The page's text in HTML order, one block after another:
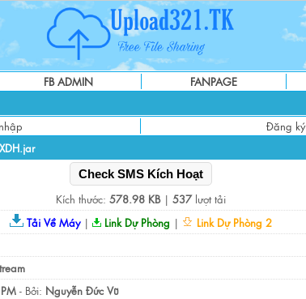
FB ADMIN FANPAGE
Đăng ký
Check SMS Kích Hoạt
Kích thước: 578.98 KB| 537lượt tải
Tải Về Máy| Link Dự Phòng |
Link Dự Phòng 2
- Bởi: Nguyễn Đức Vũ